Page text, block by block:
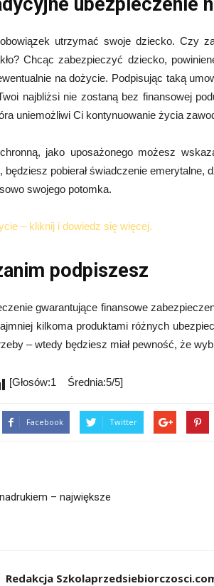
utrzymać swoje dziecko. Czy
Chcąc zabezpieczyć dziecko,
na dożycie. Podpisując taką
najbliżsi nie zostaną bez finansowej
uniemożliwi Ci kontynuowanie życia
jako uposażonego możesz
będziesz pobierał świadczenie emerytalne,
swojego potomka.
– kliknij i dowiedz się więcej.
podpiszesz
gwarantujące finansowe
kilkoma produktami różnych
– wtedy będziesz miał pewność, że
[Głosów:1 Średnia:5/5]
Facebook Twitter
– największe
Redakcja